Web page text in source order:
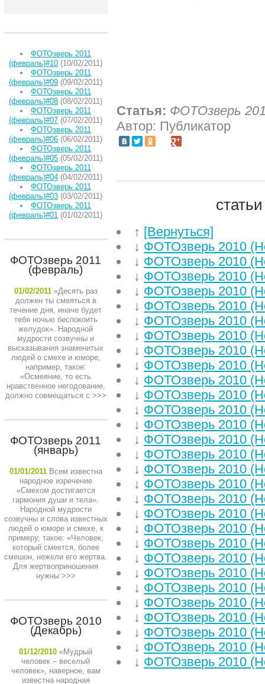
ФОТОзверь 2011
(февраль)#10 (10/02/2011)
ФОТОзверь 2011
(февраль)#09 (09/02/2011)
ФОТОзверь 2011
(февраль)#08 (08/02/2011)
ФОТОзверь 2011
(февраль)#07 (07/02/2011)
ФОТОзверь 2011
(февраль)#06 (06/02/2011)
ФОТОзверь 2011
(февраль)#05 (05/02/2011)
ФОТОзверь 2011
(февраль)#04 (04/02/2011)
ФОТОзверь 2011
(февраль)#03 (03/02/2011)
ФОТОзверь 2011
(февраль)#01 (01/02/2011)
ФОТОзверь 2011
(февраль)
01/02/2011 «Десять раз
должен ты смеяться в
течение дня, иначе будет
тебя ночью беспокоить
желудок». Народной
мудрости созвучны и
высказывания знаменитых
людей о смехе и юморе,
например, такое:
«Осмеяние, то есть
нравственное негодование,
должно совмещаться с >>>
ФОТОзверь 2011
(январь)
01/01/2011 Всем известна
народное изречение
«Смехом достигается
гармония души и тела».
Народной мудрости
созвучны и слова известных
людей о юморе и смехе, к
примеру, такое: «Человек,
который смеется, более
смешон, нежели его жертва.
Для жертвоприношения
нужны>>>
ФОТОзверь 2010
(Декабрь)
01/12/2010 «Мудрый
человек – веселый
человек», наверное, вам
известна народная
Статья: ФОТОзверь
Автор: Публикатор
↑ [Вернуться]
↓ ФОТОзверь 2010
↓ ФОТОзверь 2010
↓ ФОТОзверь 2010
↓ ФОТОзверь 2010
↓ ФОТОзверь 2010
↓ ФОТОзверь 2010
↓ ФОТОзверь 2010
↓ ФОТОзверь 2010
↓ ФОТОзверь 2010
↓ ФОТОзверь 2010
↓ ФОТОзверь 2010
↓ ФОТОзверь 2010
↓ ФОТОзверь 2010
↓ ФОТОзверь 2010
↓ ФОТОзверь 2010
↓ ФОТОзверь 2010
↓ ФОТОзверь 2010
↓ ФОТОзверь 2010
↓ ФОТОзверь 2010
↓ ФОТОзверь 2010
↓ ФОТОзверь 2010
↓ ФОТОзверь 2010
↓ ФОТОзверь 2010
↓ ФОТОзверь 2010
↓ ФОТОзверь 2010
↓ ФОТОзверь 2010
↓ ФОТОзверь 2010
↓ ФОТОзверь 2010
↓ ФОТОзверь 2010